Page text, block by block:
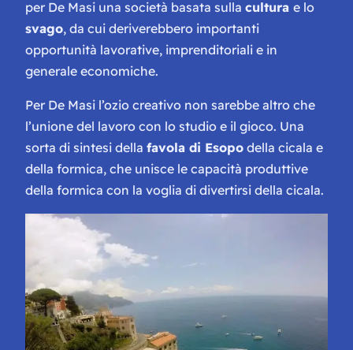
per De Masi una società basata sulla cultura e lo
svago, da cui deriverebbero importanti
opportunità lavorative, imprenditoriali e in
generale economiche.
Per De Masi l’ozio creativo non sarebbe altro che
l’unione del lavoro con lo studio e il gioco. Una
sorta di sintesi della favola di Esopo della cicala e
della formica, che unisce le capacità produttive
della formica con la voglia di divertirsi della cicala.